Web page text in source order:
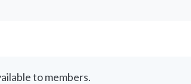
to members.